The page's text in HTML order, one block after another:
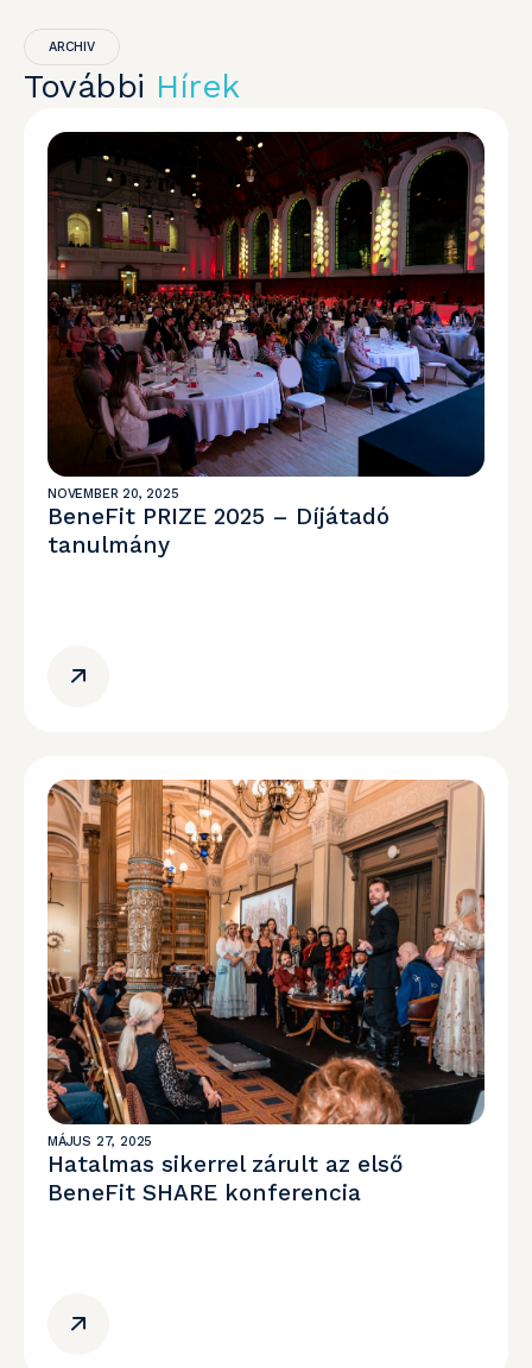
ARCHIV
További Hírek
NOVEMBER 20, 2025
BeneFit PRIZE 2025 – Díjátadó
tanulmány
MÁJUS 27, 2025
Hatalmas sikerrel zárult az első
BeneFit SHARE konferencia